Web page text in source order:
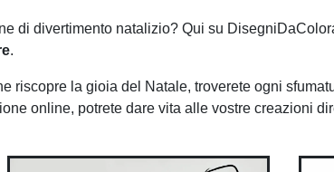
di divertimento natalizio? Qui su
.
riscopre la gioia del Natale, troverete ogni
online, potrete dare vita alle vostre creazioni